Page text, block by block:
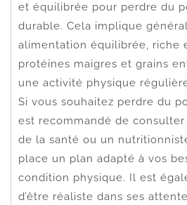
et équilibrée pour perdre du
durable. Cela implique
alimentation équilibrée, riche
protéines maigres et grains
une activité physique
Si vous souhaitez perdre du
est recommandé de
de la santé ou un
place un plan adapté à vos
condition physique. Il est
d’être réaliste dans ses